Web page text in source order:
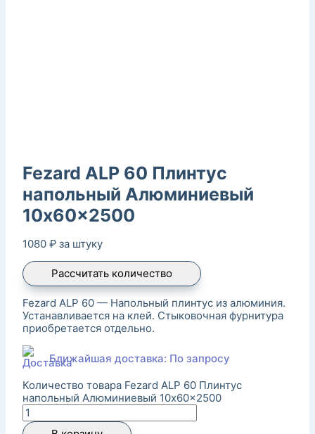
Fezard ALP 60 Плинтус
напольный Алюминиевый
10x60x2500
1080 ₽ за штуку
Рассчитать количество
Fezard ALP 60 — Напольный плинтус из алюминия.
Устанавливается на клей. Стыковочная фурнитура
приобретается отдельно.
Ближайшая доставка: По запросу
Количество товара Fezard ALP 60 Плинтус
напольный Алюминиевый 10x60x2500